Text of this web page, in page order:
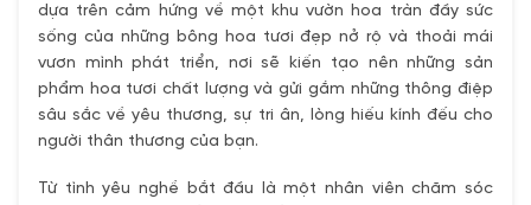
dựa trên cảm hứng về một khu vườn hoa tràn đầy sức
sống của những bông hoa tươi đẹp nở rộ và thoải mái
vươn mình phát triển, nơi sẽ kiến tạo nên những sản
phẩm hoa tươi chất lượng và gửi gắm những thông điệp
sâu sắc về yêu thương, sự tri ân, lòng hiếu kính đếu cho
người thân thương của bạn.
Từ tình yêu nghề bắt đầu là một nhân viên chăm sóc